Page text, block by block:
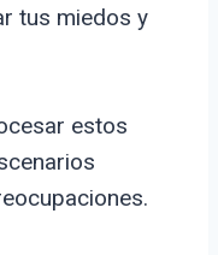
tus miedos y
estos